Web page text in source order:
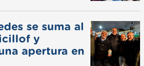
se suma al
y
apertura en